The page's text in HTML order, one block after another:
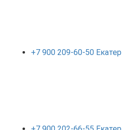
+7 900 209-60-50